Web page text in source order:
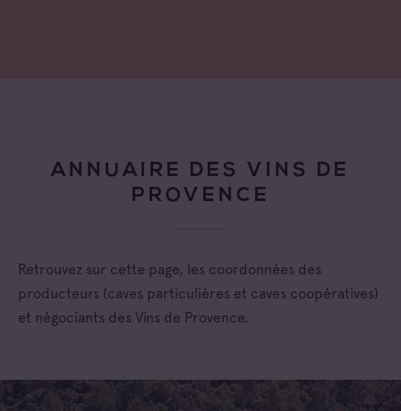
ANNUAIRE DES VINS DE
PROVENCE
Retrouvez sur cette page, les coordonnées des
producteurs (caves particulières et caves coopératives)
et négociants des Vins de Provence.